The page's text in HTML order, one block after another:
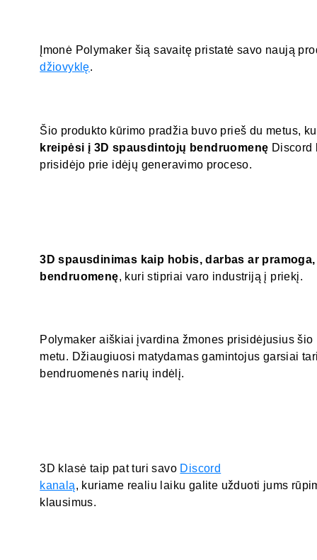
Įmonė Polymaker šią savaitę pristatė savo naują
džiovyklę.
Šio produkto kūrimo pradžia buvo prieš du metus,
kreipėsi į 3D spausdintojų bendruomenę Discord
prisidėjo prie idėjų generavimo proceso.
3D spausdinimas kaip hobis, darbas ar
bendruomenę, kuri stipriai varo industriją į priekį.
Polymaker aiškiai įvardina žmones prisidėjusius šio
metu. Džiaugiuosi matydamas gamintojus garsiai
bendruomenės narių indėlį.
3D klasė taip pat turi savo Discord
kanalą, kuriame realiu laiku galite užduoti jums
klausimus.